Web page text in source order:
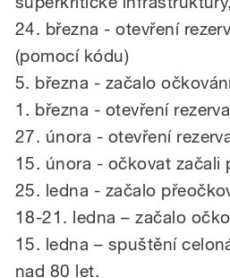
24. března - otevření
(pomocí kódu)
5. března - začalo
1. března - otevření
27. února - otevření
15. února - očkovat začali
25. ledna - začalo
18-21. ledna – začalo
15. ledna – spuštění
nad 80 let.